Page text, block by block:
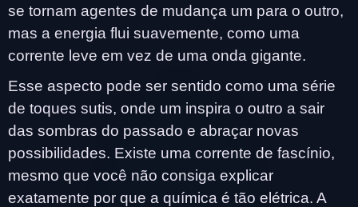
se tornam agentes de mudança um para o outro,
mas a energia flui suavemente, como uma
corrente leve em vez de uma onda gigante.
Esse aspecto pode ser sentido como uma série
de toques sutis, onde um inspira o outro a sair
das sombras do passado e abraçar novas
possibilidades. Existe uma corrente de fascínio,
mesmo que você não consiga explicar
exatamente por que a química é tão elétrica. A